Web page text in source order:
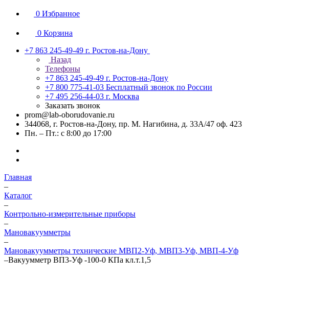
0 Избранное
0 Корзина
+7 863 245-49-49 г. Ростов-на-Дону
Назад
Телефоны
+7 863 245-49-49 г. Ростов-на-Дону
+7 800 775-41-03 Бесплатный звонок по России
+7 495 256-44-03 г. Москва
Заказать звонок
prom@lab-oborudovanie.ru
344068, г. Ростов-на-Дону, пр. М. Нагибина, д. 33А/47 оф. 423
Пн. – Пт.: с 8:00 до 17:00
Главная
–
Каталог
–
Контрольно-измерительные приборы
–
Мановакуумметры
–
Мановакуумметры технические МВП2-Уф, МВП3-Уф, МВП-4-Уф
–Вакуумметр ВП3-Уф -100-0 КПа кл.т.1,5